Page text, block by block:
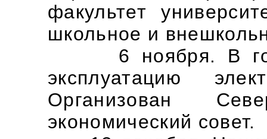
факультет
школьное и
6 ноября. В
эксплуатацию
Организован
экономический совет.